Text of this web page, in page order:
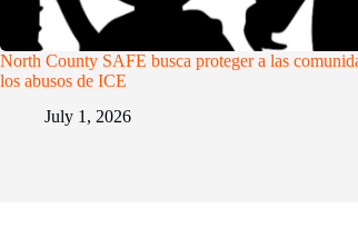
North County SAFE busca proteger a las
los abusos de ICE
July 1, 2026